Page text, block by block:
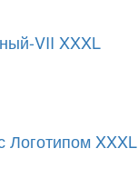
VII XXXL
XXXL